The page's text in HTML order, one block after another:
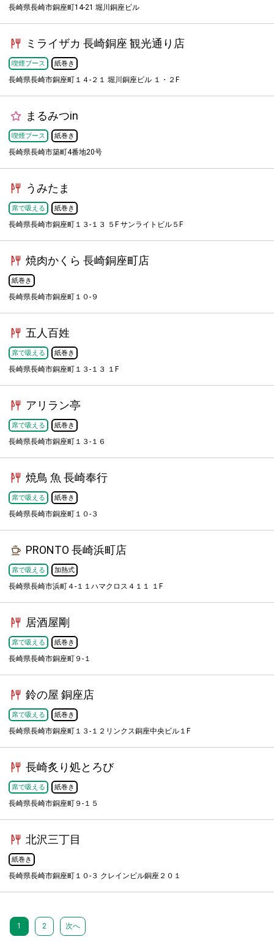
長崎県長崎市銅座町14-21 堀川銅座ビル
ミライザカ 長崎銅座 観光通り店
喫煙ブース 紙巻き
長崎県長崎市銅座町１４-２１ 堀川銅座ビル １・２F
まるみつin
喫煙ブース 紙巻き
長崎県長崎市築町4番地20号
うみたま
席で吸える 紙巻き
長崎県長崎市銅座町１３-１３ ５F サンライトビル５F
焼肉かくら 長崎銅座町店
紙巻き
長崎県長崎市銅座町１０-９
五人百姓
席で吸える 紙巻き
長崎県長崎市銅座町１３-１３ １F
アリラン亭
席で吸える 紙巻き
長崎県長崎市銅座町１３-１６
焼鳥 魚 長崎奉行
席で吸える 紙巻き
長崎県長崎市銅座町１０-３
PRONTO 長崎浜町店
席で吸える 加熱式
長崎県長崎市浜町４-１１ハマクロス４１１ １F
居酒屋剛
席で吸える 紙巻き
長崎県長崎市銅座町９-１
鈴の屋 銅座店
席で吸える 紙巻き
長崎県長崎市銅座町１３-１２リンクス銅座中央ビル１F
長崎炙り処とろび
席で吸える 紙巻き
長崎県長崎市銅座町９-１５
北沢三丁目
紙巻き
長崎県長崎市銅座町１０-３ クレインビル銅座２０１
1 2 次へ